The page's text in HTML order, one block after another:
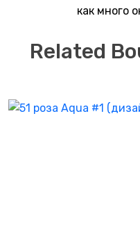
как много
Related